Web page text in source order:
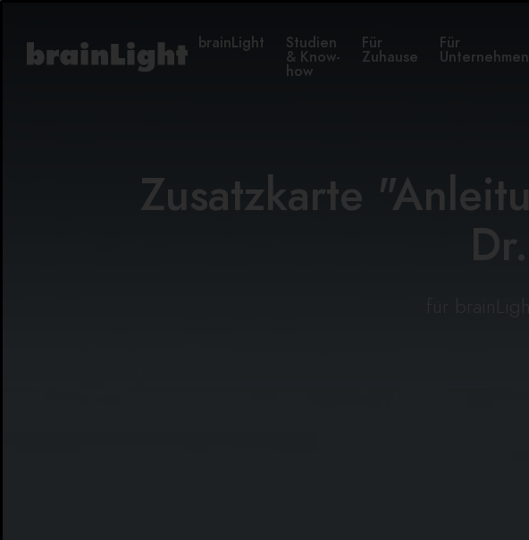
brainLight Studien
& Know-
how
Für
Zuhause
Für
Unternehmen
Zusatzkarte